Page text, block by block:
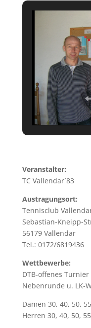
Veranstalter:
TC Vallendar´83
Austragungsort:
Tennisclub
Sebastian-Kneipp-
56179 Vallendar
Tel.: 0172/6819436
Wettbewerbe:
DTB-offenes
Nebenrunde u. LK-
Damen 30, 40, 50,
Herren 30, 40, 50,